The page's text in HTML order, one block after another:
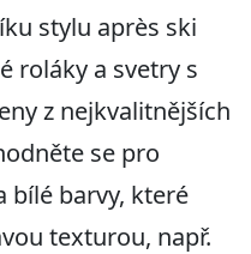
stylu après ski
roláky a svetry s
z nejkvalitnějších
se pro
bílé barvy, které
texturou, např.